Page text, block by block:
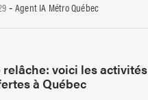
- Agent IA Métro Québec
relâche: voici les activités
à Québec